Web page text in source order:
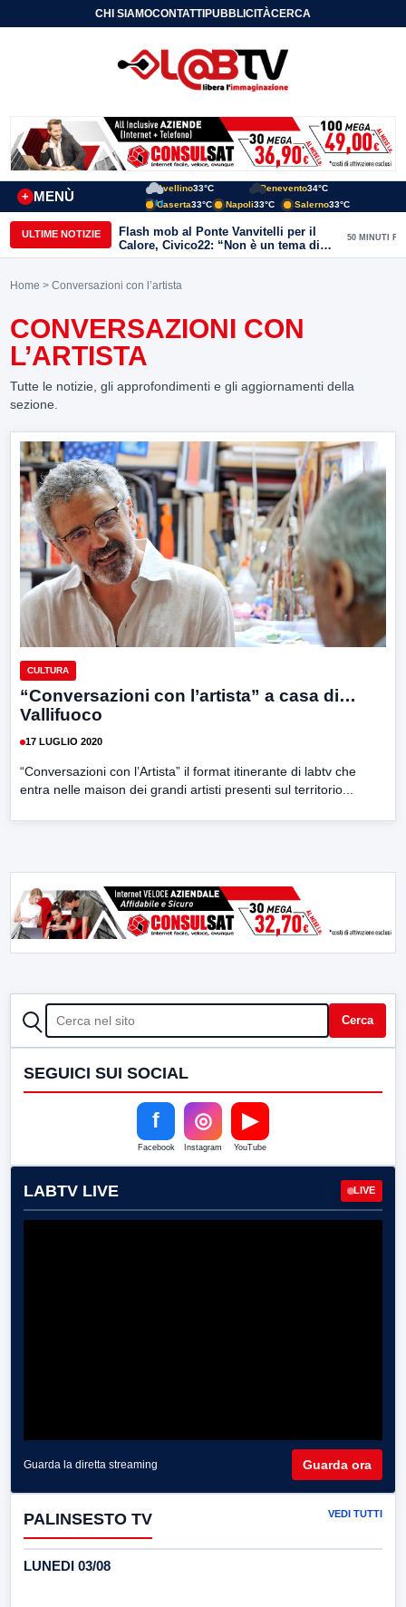
CHI SIAMOCONTATTIPUBBLICITÀCERCA
MENÙ
+
Avellino33°C Benevento34°C
Caserta33°C Napoli33°C Salerno33°C
ULTIME NOTIZIE
Flash mob al Ponte Vanvitelli per il
Calore, Civico22: “Non è un tema di
quartiere, riguarda tutta Benevento”
50 MINUTI FA
Home > Conversazioni con l’artista
CONVERSAZIONI CON
L’ARTISTA
Tutte le notizie, gli approfondimenti e gli aggiornamenti della
sezione.
CULTURA
“Conversazioni con l’artista” a casa di…
Vallifuoco
17 LUGLIO 2020
“Conversazioni con l’Artista” il format itinerante di labtv che
entra nelle maison dei grandi artisti presenti sul territorio...
CERCA Cerca
SEGUICI SUI SOCIAL
f
Facebook
◎
Instagram
▶
YouTube
LABTV LIVE LIVE
Guarda la diretta streaming Guarda ora
PALINSESTO TV VEDI TUTTI
LUNEDI 03/08